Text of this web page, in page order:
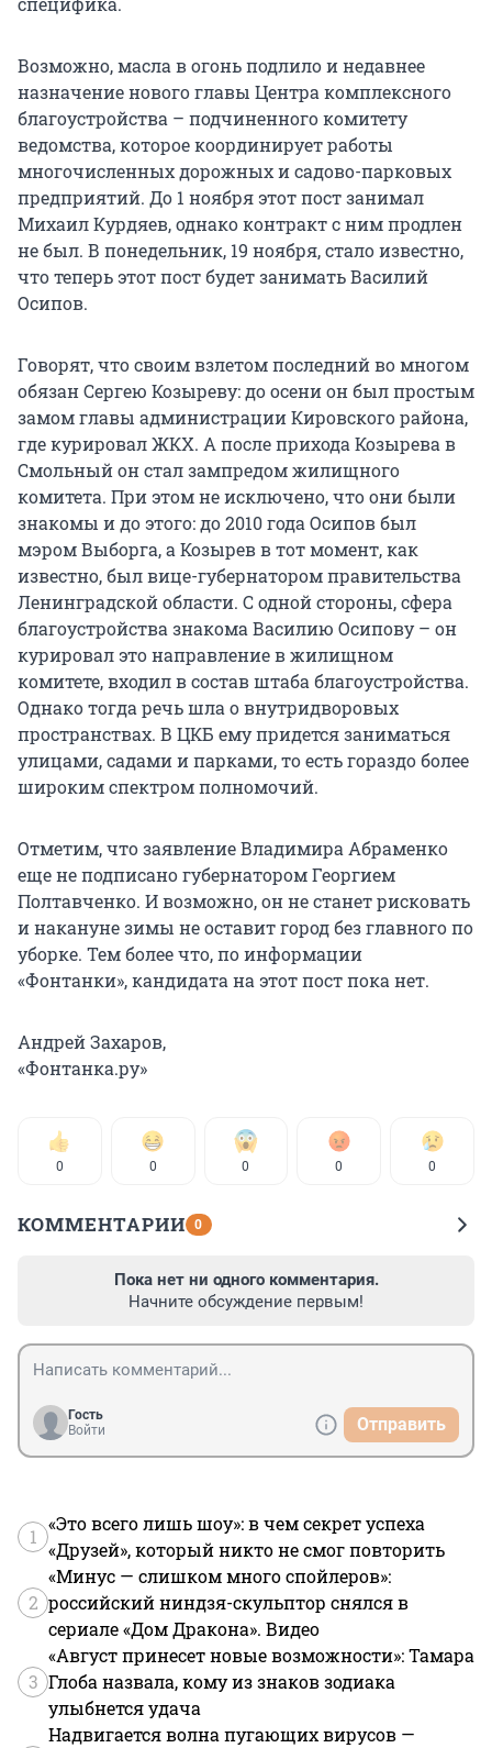
Возможно, масла в огонь подлило и недавнее
назначение нового главы Центра комплексного
благоустройства – подчиненного комитету
ведомства, которое координирует работы
многочисленных дорожных и садово-парковых
предприятий. До 1 ноября этот пост занимал
Михаил Курдяев, однако контракт с ним продлен
не был. В понедельник, 19 ноября, стало известно,
что теперь этот пост будет занимать Василий
Осипов.
Говорят, что своим взлетом последний во многом
обязан Сергею Козыреву: до осени он был простым
замом главы администрации Кировского района,
где курировал ЖКХ. А после прихода Козырева в
Смольный он стал зампредом жилищного
комитета. При этом не исключено, что они были
знакомы и до этого: до 2010 года Осипов был
мэром Выборга, а Козырев в тот момент, как
известно, был вице-губернатором правительства
Ленинградской области. С одной стороны, сфера
благоустройства знакома Василию Осипову – он
курировал это направление в жилищном
комитете, входил в состав штаба благоустройства.
Однако тогда речь шла о внутридворовых
пространствах. В ЦКБ ему придется заниматься
улицами, садами и парками, то есть гораздо более
широким спектром полномочий.
Отметим, что заявление Владимира Абраменко
еще не подписано губернатором Георгием
Полтавченко. И возможно, он не станет рисковать
и накануне зимы не оставит город без главного по
уборке. Тем более что, по информации
«Фонтанки», кандидата на этот пост пока нет.
Андрей Захаров,
«Фонтанка.ру»
0 0 0 0 0
КОММЕНТАРИИ 0
Пока нет ни одного комментария.
Начните обсуждение первым!
Гость
Войти
Отправить
1
«Это всего лишь шоу»: в чем секрет успеха
«Друзей», который никто не смог повторить
2
«Минус — слишком много спойлеров»:
российский ниндзя-скульптор снялся в
сериале «Дом Дракона». Видео
3
«Август принесет новые возможности»: Тамара
Глоба назвала, кому из знаков зодиака
улыбнется удача
Надвигается волна пугающих вирусов —